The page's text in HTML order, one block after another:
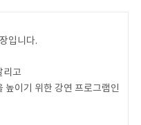
입니다.
리고
높이기 위한 강연 프로그램인